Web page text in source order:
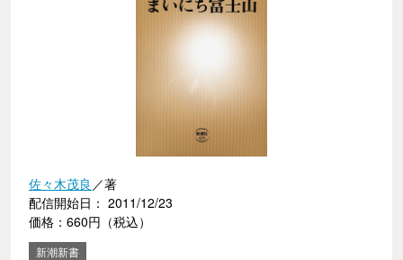
佐々木茂良 ／著
配信開始日： 2011/12/23
価格：660円（税込）
新潮新書